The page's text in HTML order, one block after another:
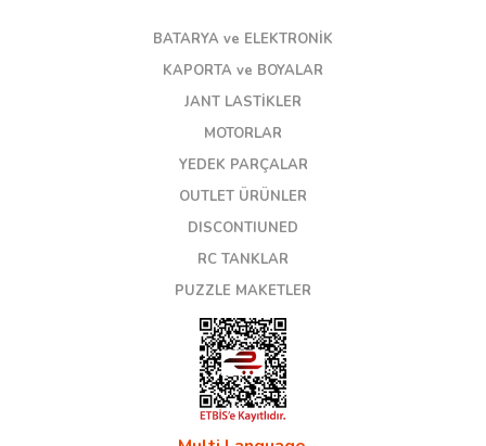
BATARYA ve ELEKTRONİK
KAPORTA ve BOYALAR
JANT LASTİKLER
MOTORLAR
YEDEK PARÇALAR
OUTLET ÜRÜNLER
DISCONTIUNED
RC TANKLAR
PUZZLE MAKETLER